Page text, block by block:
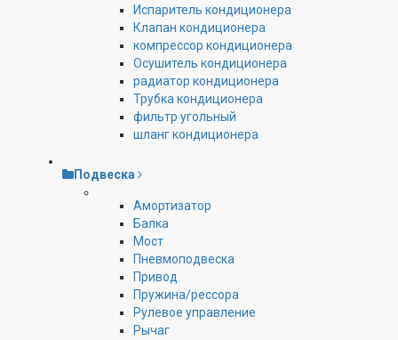
Испаритель кондиционера
Клапан кондиционера
компрессор кондиционера
Осушитель кондиционера
радиатор кондиционера
Трубка кондиционера
фильтр угольный
шланг кондиционера
Подвеска
Амортизатор
Балка
Мост
Пневмоподвеска
Привод
Пружина/рессора
Рулевое управление
Рычаг